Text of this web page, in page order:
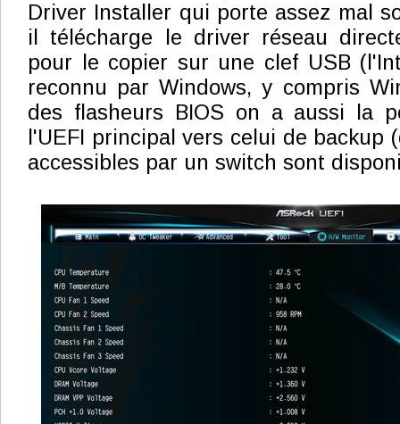
Driver Installer qui porte assez mal
il télécharge le driver réseau
pour le copier sur une clef USB
reconnu par Windows, y compris
des flasheurs BIOS on a aussi la
l'UEFI principal vers celui de backup
accessibles par un switch sont